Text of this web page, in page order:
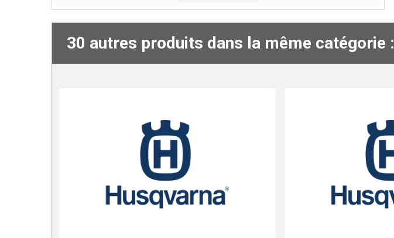
30 autres produits dans la même catégorie :